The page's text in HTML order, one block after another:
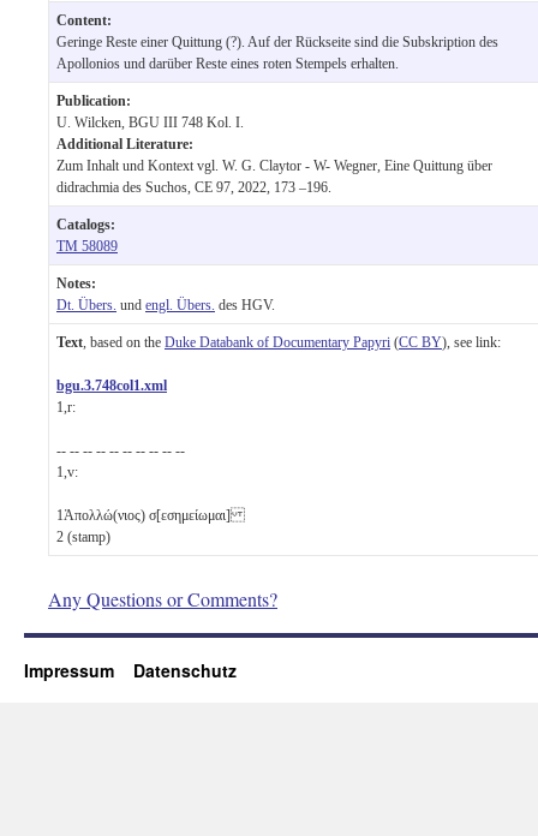
Content:
Geringe Reste einer Quittung (?). Auf der Rückseite sind die Subskription des
Apollonios und darüber Reste eines roten Stempels erhalten.
Publication:
U. Wilcken, BGU III 748 Kol. I.
Additional Literature:
Zum Inhalt und Kontext vgl. W. G. Claytor - W- Wegner, Eine Quittung über
didrachmia des Suchos, CE 97, 2022, 173 –196.
Catalogs:
TM 58089
Notes:
Dt. Übers. und engl. Übers. des HGV.
Text , based on the Duke Databank of Documentary Papyri (CC BY), see link:
bgu.3.748col1.xml
1,r:
-- -- -- -- -- -- -- -- -- --
1,v:
1 Ἀπολλώ(νιος) σ[εσημείωμαι]
2 (stamp)
Any Questions or Comments?
Impressum Datenschutz